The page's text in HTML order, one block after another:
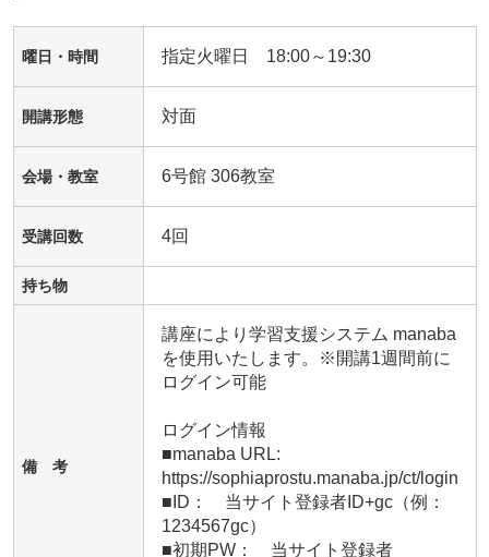
曜日・時間 指定火曜日 18:00～19:30
開講形態 対面
会場・教室 6号館 306教室
受講回数 4回
持ち物
備 考
講座により学習支援システム manaba
を使用いたします。※開講1週間前に
ログイン可能
ログイン情報
■manaba URL:
https://sophiaprostu.manaba.jp/ct/login
■ID：　当サイト登録者ID+gc（例：
1234567gc）
■初期PW：　当サイト登録者